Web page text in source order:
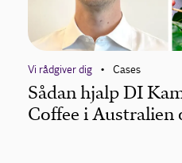
Vi rådgiver dig • Cases
Sådan hjalp DI
Coffee i Australien